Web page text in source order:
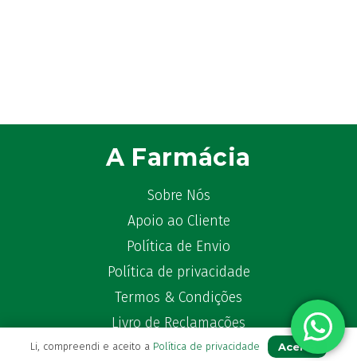
A Farmácia
Sobre Nós
Apoio ao Cliente
Política de Envio
Política de privacidade
Termos & Condições
Livro de Reclamações
Li, compreendi e aceito a Política de privacidade Aceito